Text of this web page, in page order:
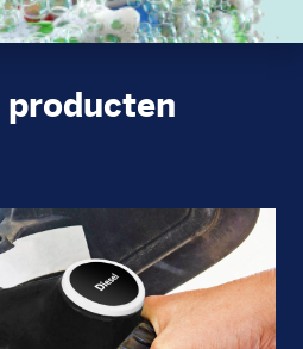
producten